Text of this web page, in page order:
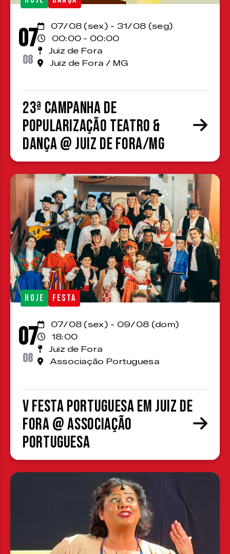
07
08
07/08 (sex) - 31/08 (seg)
00:00 - 00:00
Juiz de Fora
Juiz de Fora / MG
23ª Campanha de
Popularização Teatro &
Dança @ Juiz de Fora/MG
HOJE FESTA
07
08
07/08 (sex) - 09/08 (dom)
18:00
Juiz de Fora
Associação Portuguesa
V Festa Portuguesa em Juiz de
Fora @ Associação
Portuguesa